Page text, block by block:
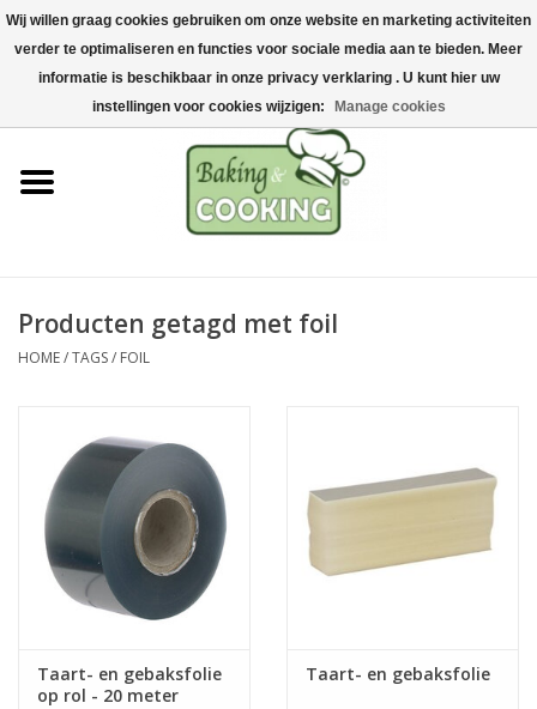
Home
Bak-& kookgerei
Machines & onderdelen
Chocolade & ijsbereiding
Hygiëne & opslag
Grondstoffen & Presentatie
Acties
Producten getagd met foil
HOME/TAGS/ FOIL
Taart- en gebaksfolie
op rol - 20 meter
Taart- en gebaksfolie
Wij willen graag cookies gebruiken om onze website en marketing activiteiten
verder te optimaliseren en functies voor sociale media aan te bieden. Meer
informatie is beschikbaar in onze privacy verklaring . U kunt hier uw
instellingen voor cookies wijzigen:
Manage cookies